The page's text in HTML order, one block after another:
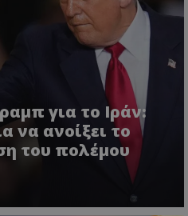
για το Ιράν:
να ανοίξει το
του πολέμου
Microsoft Corporation